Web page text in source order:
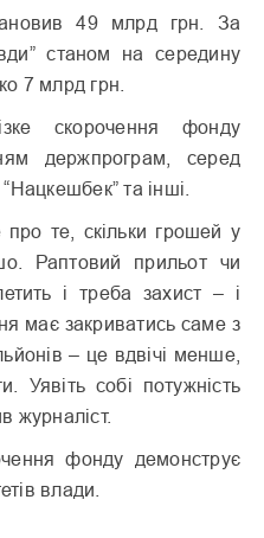
49 млрд грн. За
станом на середину
7 млрд грн.
скорочення фонду
держпрограм, серед
та інші.
те, скільки грошей у
Раптовий прильот чи
і треба захист – і
має закриватись саме з
– це вдвічі менше,
Уявіть собі потужність
журналіст.
фонду демонструє
влади.